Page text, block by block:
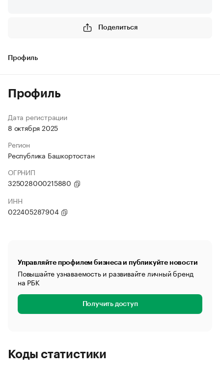
Поделиться
Профиль
Профиль
Дата регистрации
8 октября 2025
Регион
Республика Башкортостан
ОГРНИП
325028000215880
ИНН
022405287904
Управляйте профилем бизнеса и публикуйте новости
Повышайте узнаваемость и развивайте личный бренд
на РБК
Получить доступ
Коды статистики